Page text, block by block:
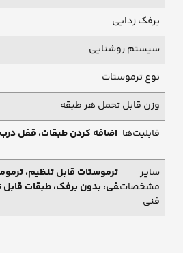
برفک زدایی
سیستم روشنایی
نوع ترموستات
وزن قابل تحمل هر طبقه
قابلیت‌ها اضافه کردن طبقات، قفل
سایر
مشخصات
فنی
ترموستات قابل تنظیم،
فی، بدون برفک، طبقات قابل